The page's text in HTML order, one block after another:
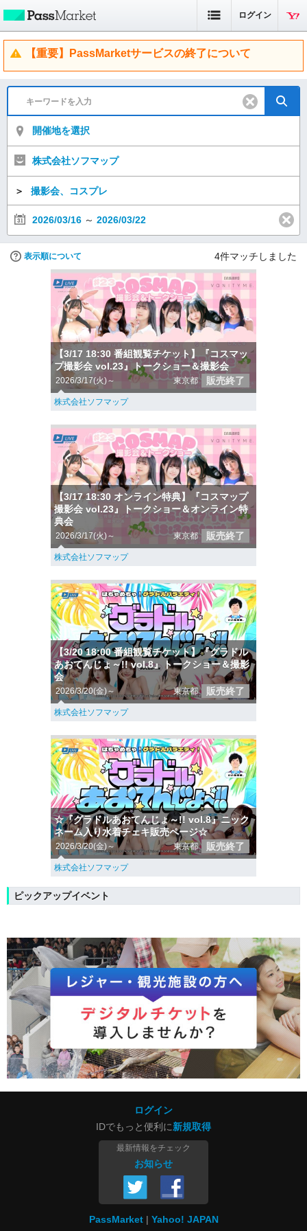
ログイン
【重要】PassMarketサービスの終了について
開催地を選択
株式会社ソフマップ
＞ 撮影会、コスプレ
2026/03/16 ～ 2026/03/22
表示順について 4件マッチしました
【3/17 18:30 番組観覧チケット】『コスマッ
プ撮影会 vol.23』トークショー＆撮影会
2026/3/17(火)～ 東京都 販売終了
株式会社ソフマップ
【3/17 18:30 オンライン特典】『コスマップ
撮影会 vol.23』トークショー＆オンライン特
典会
2026/3/17(火)～ 東京都 販売終了
株式会社ソフマップ
【3/20 18:00 番組観覧チケット】『グラドル
あおてんじょ～!! vol.8』トークショー＆撮影
会
2026/3/20(金)～ 東京都 販売終了
株式会社ソフマップ
☆『グラドルあおてんじょ～!! vol.8』ニック
ネーム入り水着チェキ販売ページ☆
2026/3/20(金)～ 東京都 販売終了
株式会社ソフマップ
ピックアップイベント
ログイン
IDでもっと便利に新規取得
最新情報をチェック
お知らせ
PassMarket Yahoo! JAPAN